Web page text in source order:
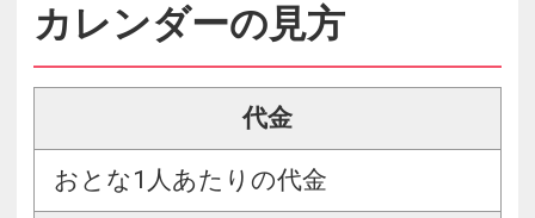
カレンダーの見方
代金
おとな1人あたりの代金